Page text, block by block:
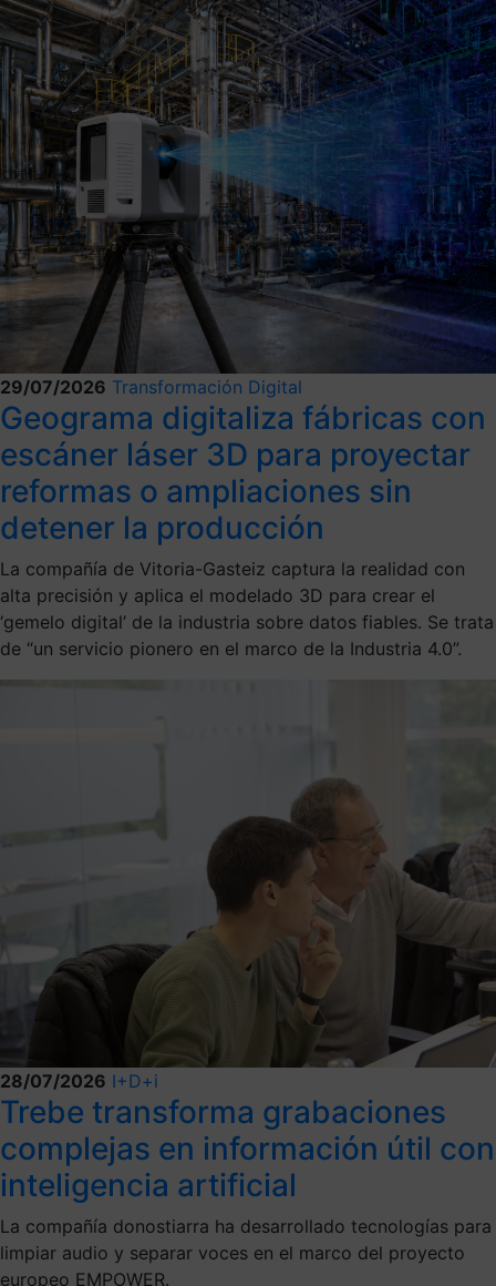
29/07/2026 Transformación Digital
Geograma digitaliza fábricas con
escáner láser 3D para proyectar
reformas o ampliaciones sin
detener la producción
La compañía de Vitoria-Gasteiz captura la realidad con
alta precisión y aplica el modelado 3D para crear el
‘gemelo digital’ de la industria sobre datos fiables. Se trata
de “un servicio pionero en el marco de la Industria 4.0”.
28/07/2026 I+D+i
Trebe transforma grabaciones
complejas en información útil con
inteligencia artificial
La compañía donostiarra ha desarrollado tecnologías para
limpiar audio y separar voces en el marco del proyecto
europeo EMPOWER.